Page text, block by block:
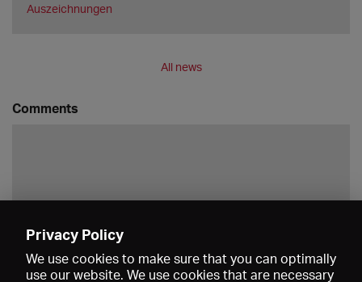
Auszeichnungen
All news
Comments
Privacy Policy
We use cookies to make sure that you can optimally
use our website. We use cookies that are necessary